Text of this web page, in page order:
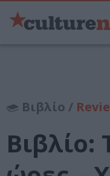
Βιβλίο /
Βιβλίο: